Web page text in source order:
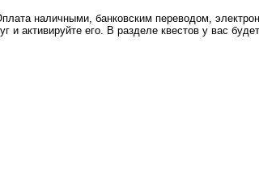
наличными, банковским переводом,
активируйте его. В разделе квестов у вас